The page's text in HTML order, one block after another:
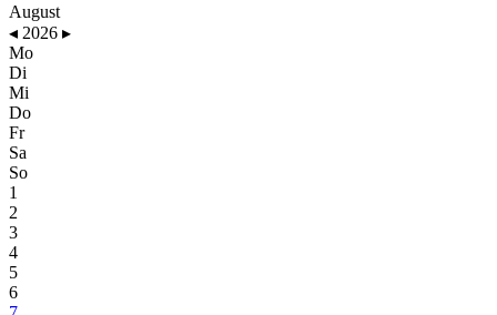
August
◂ 2026 ▸
Mo
Di
Mi
Do
Fr
Sa
So
1
2
3
4
5
6